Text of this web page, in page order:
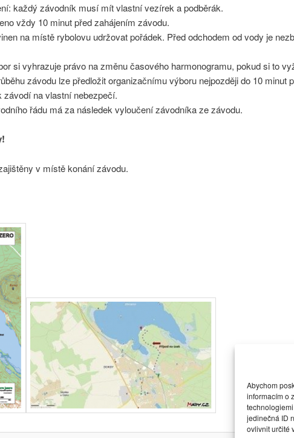
Abychom
informacím o
jedinečná ID
ovlivnit určité
každý závodník musí mít vlastní vezírek a podběrák.
vždy 10 minut před zahájením závodu.
na místě rybolovu udržovat pořádek. Před odchodem od vody je
si vyhrazuje právo na změnu časového harmonogramu, pokud si to
závodu lze předložit organizačnímu výboru nejpozději do 10 minut
závodí na vlastní nebezpečí.
řádu má za následek vyloučení závodníka ze závodu.
v místě konání závodu.